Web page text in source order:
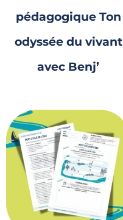
pédagogique Ton
odyssée du vivant
avec Benj’